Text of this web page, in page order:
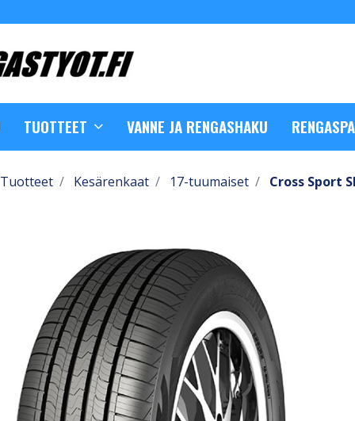
TUOTTEET VANNE JA RENGASHAKU
Tuotteet Kesärenkaat 17-tuumaiset Cross Sport